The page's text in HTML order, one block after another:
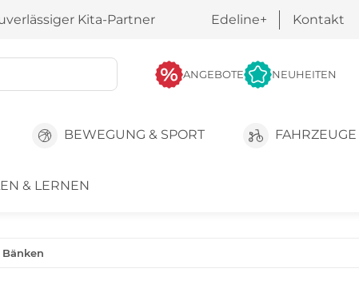
Kita-Partner Edeline+ Kontakt
ANGEBOTE NEUHEITEN
BEWEGUNG & SPORT FAHRZEUGE
& LERNEN